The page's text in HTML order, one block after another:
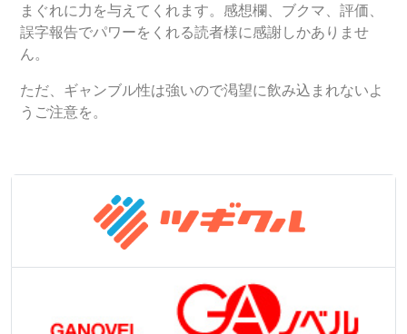
まぐれに力を与えてくれます。感想欄、ブクマ、評価、
誤字報告でパワーをくれる読者様に感謝しかありませ
ん。
ただ、ギャンブル性は強いので渇望に飲み込まれないよ
うご注意を。